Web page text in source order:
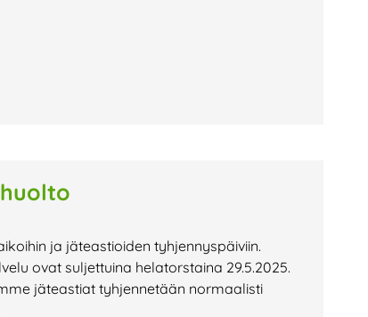
ja jäteastioiden tyhjennyspäiviin.
ovat suljettuina helatorstaina 29.5.2025.
jäteastiat tyhjennetään normaalisti